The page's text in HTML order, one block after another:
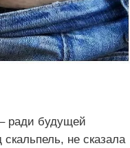
ради будущей
не сказала